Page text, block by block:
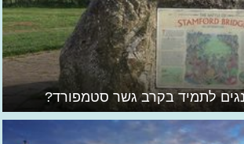
לתמיד בקרב גשר סטמפורד?